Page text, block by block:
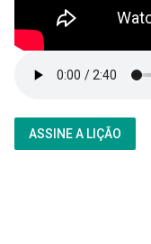
ASSINE A LIÇÃO